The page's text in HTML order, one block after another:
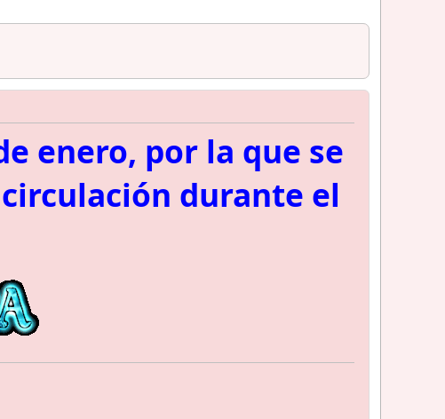
enero, por la que se
durante el